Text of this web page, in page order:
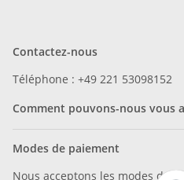
Contactez-nous
Téléphone : +49 221 53098152
Comment pouvons-nous vous
Modes de paiement
Nous acceptons les modes de